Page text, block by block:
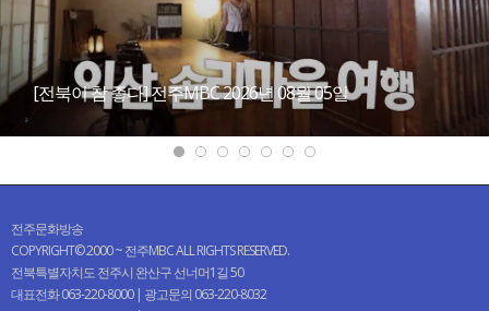
[전북이 참 좋다] 전주MBC 2026년 08월 05일
전주문화방송
COPYRIGHT© 2000 ~ 전주MBC ALL RIGHTS RESERVED.
전북특별자치도 전주시 완산구 선너머1길 50
대표전화 063-220-8000 | 광고문의 063-220-8032